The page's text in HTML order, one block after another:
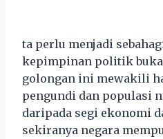
ta perlu menjadi
kepimpinan politik
golongan ini mewakili
pengundi dan populasi
daripada segi ekonomi
sekiranya negara